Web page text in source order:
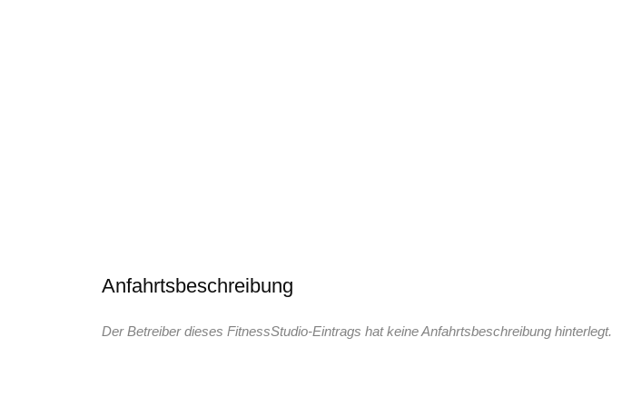
Anfahrtsbeschreibung
Der Betreiber dieses FitnessStudio-Eintrags hat keine Anfahrtsbeschreibung hinterlegt.